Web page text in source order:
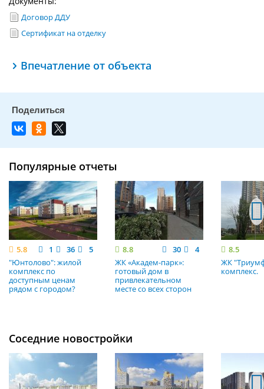
Договор ДДУ
Сертификат на отделку
Впечатление от объекта
Популярные отчеты
1 36 5
5.8
"Юнтолово": жилой
комплекс по
доступным ценам
рядом с городом?
30 4
8.8
ЖК «Академ-парк»:
готовый дом в
привлекательном
месте со всех сторон
8.5
ЖК
комплекс.
Соседние новостройки